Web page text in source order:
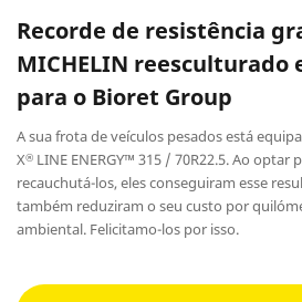
Recorde de resistência
MICHELIN reesculturado
para o Bioret Group
A sua frota de veículos pesados está
X® LINE ENERGY™ 315 / 70R22.5. Ao optar
recauchutá-los, eles conseguiram esse
também reduziram o seu custo por
ambiental. Felicitamo-los por isso.